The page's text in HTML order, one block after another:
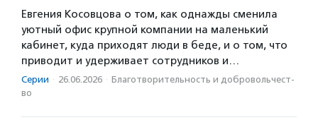
Евгения Косовцова о том, как однажды сменила
уютный офис крупной компании на маленький
кабинет, куда приходят люди в беде, и о том, что
приводит и удерживает сотрудников и…
Серии · 26.06.2026 · Благотвори­тель­ность и доброволь­чест­
во